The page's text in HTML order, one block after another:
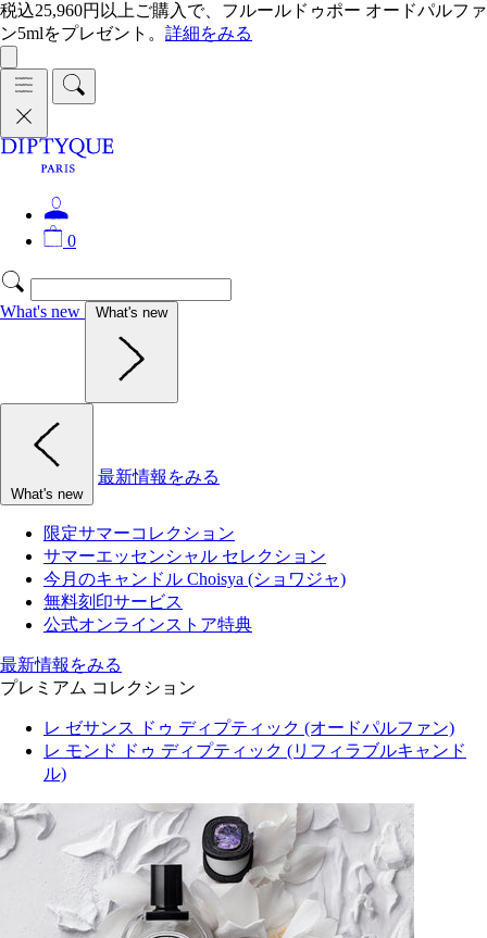
税込25,960円以上ご購入で、フルールドゥポー オードパルファ
ン5mlをプレゼント。 詳細をみる
0
What's new What's new
What's new
最新情報をみる
限定サマーコレクション
サマーエッセンシャル セレクション
今月のキャンドル Choisya (ショワジャ)
無料刻印サービス
公式オンラインストア特典
最新情報をみる
プレミアム コレクション
レ ゼサンス ドゥ ディプティック (オードパルファン)
レ モンド ドゥ ディプティック (リフィラブルキャンド
ル)